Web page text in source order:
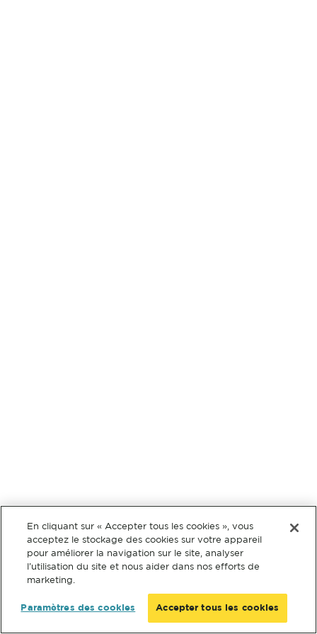
En cliquant sur « Accepter tous les cookies », vous
acceptez le stockage des cookies sur votre appareil
pour améliorer la navigation sur le site, analyser
l’utilisation du site et nous aider dans nos efforts de
marketing.
Paramètres des cookies Accepter tous les cookies